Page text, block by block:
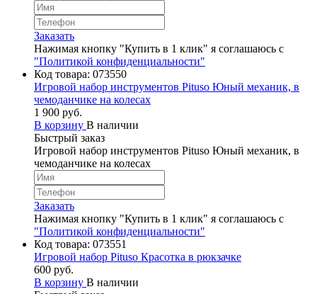
Заказать
Нажимая кнопку "Купить в 1 клик" я соглашаюсь с
"Политикой конфиденциальности"
Код товара: 073550
Игровой набор инструментов Pituso Юный механик, в
чемоданчике на колесах
1 900 руб.
В корзину В наличии
Быстрый заказ
Игровой набор инструментов Pituso Юный механик, в
чемоданчике на колесах
Заказать
Нажимая кнопку "Купить в 1 клик" я соглашаюсь с
"Политикой конфиденциальности"
Код товара: 073551
Игровой набор Pituso Красотка в рюкзачке
600 руб.
В корзину В наличии